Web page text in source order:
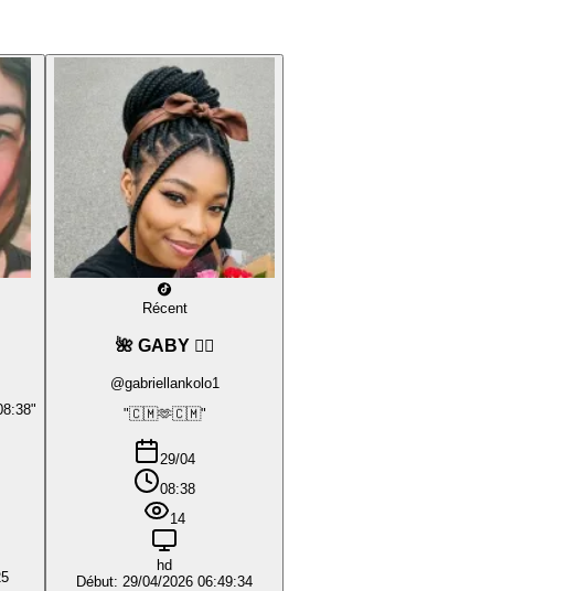
Récent
🌺 GABY ❤️‍🔥
@gabriellankolo1
"🇨🇲🫶🇨🇲"
29/04
08:38
14
hd
Début: 29/04/2026 06:49:34